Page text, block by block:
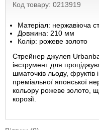
Код товару: 0213919
Матеріал: нержавіюча
Довжина: 210 мм
Колір: рожеве золото
Стрейнер джулеп
інструмент для
шматочків льоду, фруктів
преміальної японської
кольору рожеве золото,
корозії.